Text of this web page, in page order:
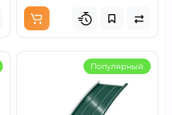
Популярный